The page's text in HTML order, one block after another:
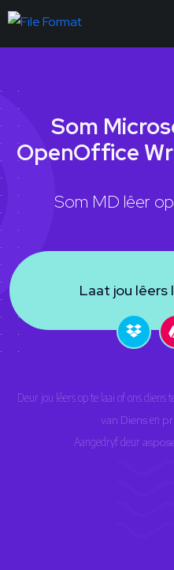
Som
OpenOffice
Som MD lêer
Laat jou lêers
Deur jou lêers op te laai of ons diens
van Diensen
Aangedryf deur